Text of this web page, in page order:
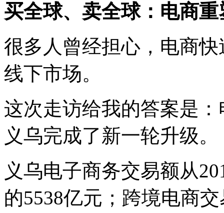
买全球、卖全球：电商重
很多人曾经担心，电商
线下市场。
这次走访给我的答案是
义乌完成了新一轮升级。
义乌电子商务交易额从
的5538亿元；跨境电商